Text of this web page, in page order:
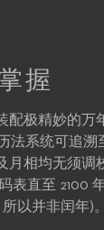
握
配极精妙的万
系统可追溯
月相均无须
表直至 2100
以并非闰年)。